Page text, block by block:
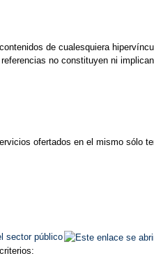
de cualesquiera
no constituyen ni
ofertados en el mismo
sector público